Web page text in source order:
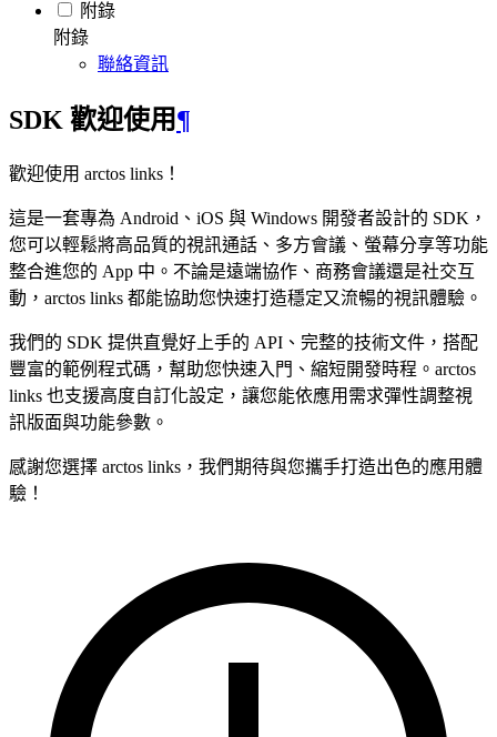
附錄
附錄
聯絡資訊
SDK 歡迎使用¶
歡迎使用 arctos links！
這是一套專為 Android、iOS 與 Windows 開發者設計的 SDK，
您可以輕鬆將高品質的視訊通話、多方會議、螢幕分享等功能
整合進您的 App 中。不論是遠端協作、商務會議還是社交互
動，arctos links 都能協助您快速打造穩定又流暢的視訊體驗。
我們的 SDK 提供直覺好上手的 API、完整的技術文件，搭配
豐富的範例程式碼，幫助您快速入門、縮短開發時程。arctos
links 也支援高度自訂化設定，讓您能依應用需求彈性調整視
訊版面與功能參數。
感謝您選擇 arctos links，我們期待與您攜手打造出色的應用體
驗！